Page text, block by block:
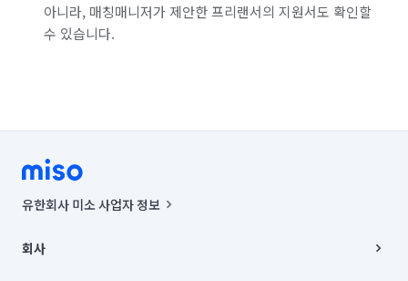
아니라, 매칭매니저가 제안한 프리랜서의 지원서도 확인할
수 있습니다.
유한회사 미소 사업자 정보
00019 |
회사